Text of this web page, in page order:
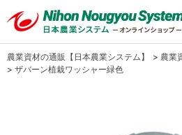
農業資材の通販【日本農業システム】 > 農業
> ザバーン植栽ワッシャー緑色